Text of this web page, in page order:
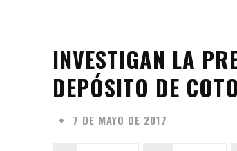
INVESTIGAN LA
DEPÓSITO DE
7 DE MAYO DE 2017